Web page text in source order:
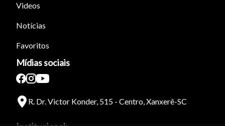
Videos
Notícias
Favoritos
Mídias sociais
R. Dr. Victor Konder, 515 - Centro, Xanxerê-SC